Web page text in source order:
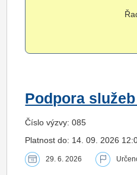
Podpora
Číslo výzvy: 085
Platnost do: 14. 09. 2026
29. 6. 2026